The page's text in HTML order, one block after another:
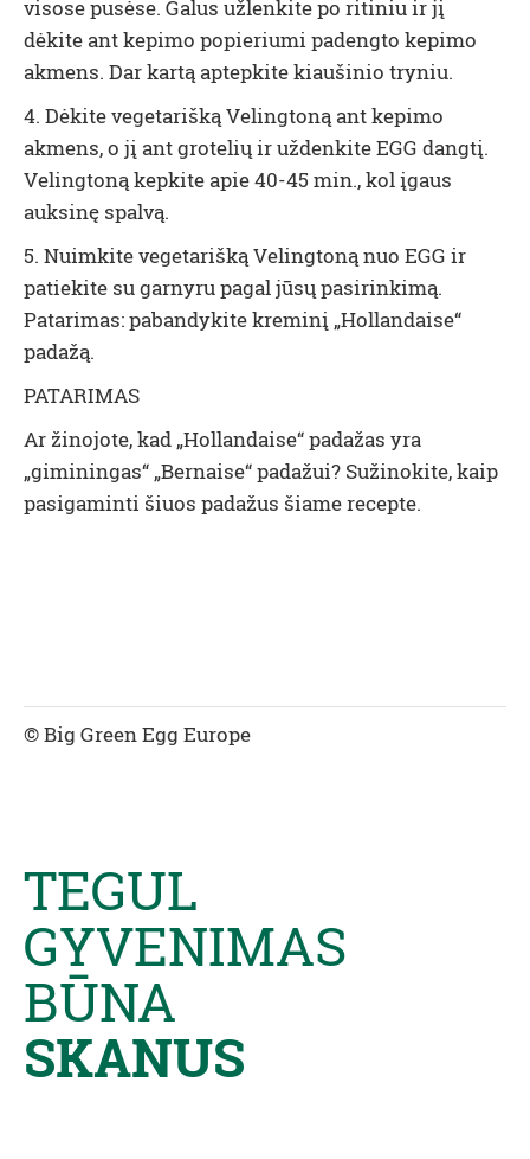
visose pusėse. Galus užlenkite po ritiniu ir jį
dėkite ant kepimo popieriumi padengto kepimo
akmens. Dar kartą aptepkite kiaušinio tryniu.
4. Dėkite vegetarišką Velingtoną ant kepimo
akmens, o jį ant grotelių ir uždenkite EGG dangtį.
Velingtoną kepkite apie 40-45 min., kol įgaus
auksinę spalvą.
5. Nuimkite vegetarišką Velingtoną nuo EGG ir
patiekite su garnyru pagal jūsų pasirinkimą.
Patarimas: pabandykite kreminį „Hollandaise“
padažą.
PATARIMAS
Ar žinojote, kad „Hollandaise“ padažas yra
„giminingas“ „Bernaise“ padažui? Sužinokite, kaip
pasigaminti šiuos padažus šiame recepte.
© Big Green Egg Europe
TEGUL
GYVENIMAS
BŪNA
SKANUS